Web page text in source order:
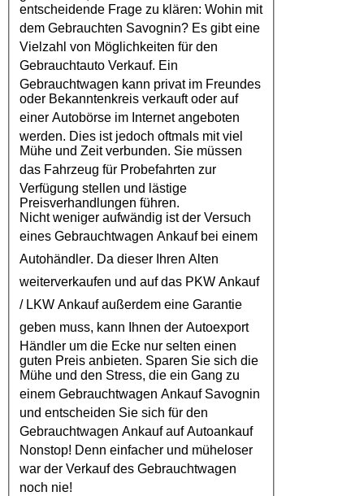
entscheidende Frage zu klären: Wohin mit
dem Gebrauchten Savognin? Es gibt eine
Vielzahl von Möglichkeiten für den
Gebrauchtauto Verkauf. Ein
Gebrauchtwagen kann privat im Freundes
oder Bekanntenkreis verkauft oder auf
einer Autobörse im Internet angeboten
werden. Dies ist jedoch oftmals mit viel
Mühe und Zeit verbunden. Sie müssen
das Fahrzeug für Probefahrten zur
Verfügung stellen und lästige
Preisverhandlungen führen.
Nicht weniger aufwändig ist der Versuch
eines Gebrauchtwagen Ankaufbei einem
Autohändler. Da dieser Ihren Alten
weiterverkaufen und auf das PKW Ankauf
/ LKW Ankaufaußerdem eine Garantie
geben muss, kann Ihnen der Autoexport
Händler um die Ecke nur selten einen
guten Preis anbieten. Sparen Sie sich die
Mühe und den Stress, die ein Gang zu
einem Gebrauchtwagen Ankauf Savognin
und entscheiden Sie sich für den
Gebrauchtwagen AnkaufaufAutoankauf
Nonstop! Denn einfacher und müheloser
war der Verkauf des Gebrauchtwagen
noch nie!